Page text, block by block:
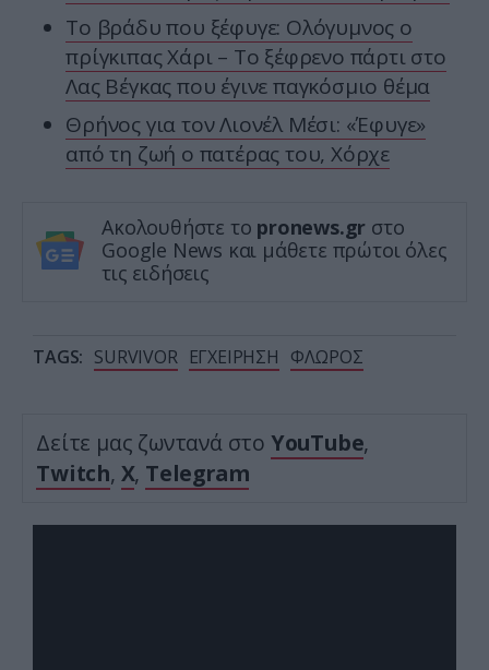
Το βράδυ που ξέφυγε: Ολόγυμνος ο
πρίγκιπας Χάρι – Το ξέφρενο πάρτι στο
Λας Βέγκας που έγινε παγκόσμιο θέμα
Θρήνος για τον Λιονέλ Μέσι: «Έφυγε»
από τη ζωή ο πατέρας του, Χόρχε
Ακολουθήστε το pronews.gr στο
Google News και μάθετε πρώτοι όλες
τις ειδήσεις
TAGS: SURVIVOR ΕΓΧΕΙΡΗΣΗ ΦΛΩΡΟΣ
Δείτε μας ζωντανά στο YouTube,
Twitch, X, Telegram